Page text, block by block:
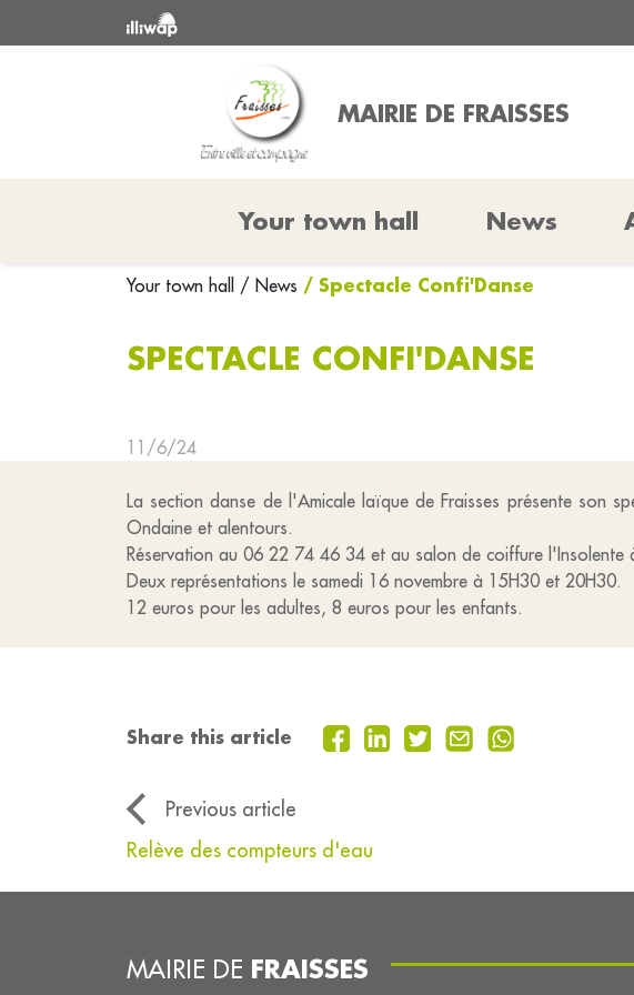
MAIRIE DE FRAISSES
Your town hall News
Your town hall / News / Spectacle Confi'Danse
SPECTACLE CONFI'DANSE
11/6/24
La section danse de l'Amicale laïque de Fraisses présente son
Ondaine et alentours.
Réservation au 06 22 74 46 34 et au salon de coiffure l'Insolente
Deux représentations le samedi 16 novembre à 15H30 et 20H30.
12 euros pour les adultes, 8 euros pour les enfants.
Share this article
Previous article
Relève des compteurs d'eau
MAIRIE DE FRAISSES